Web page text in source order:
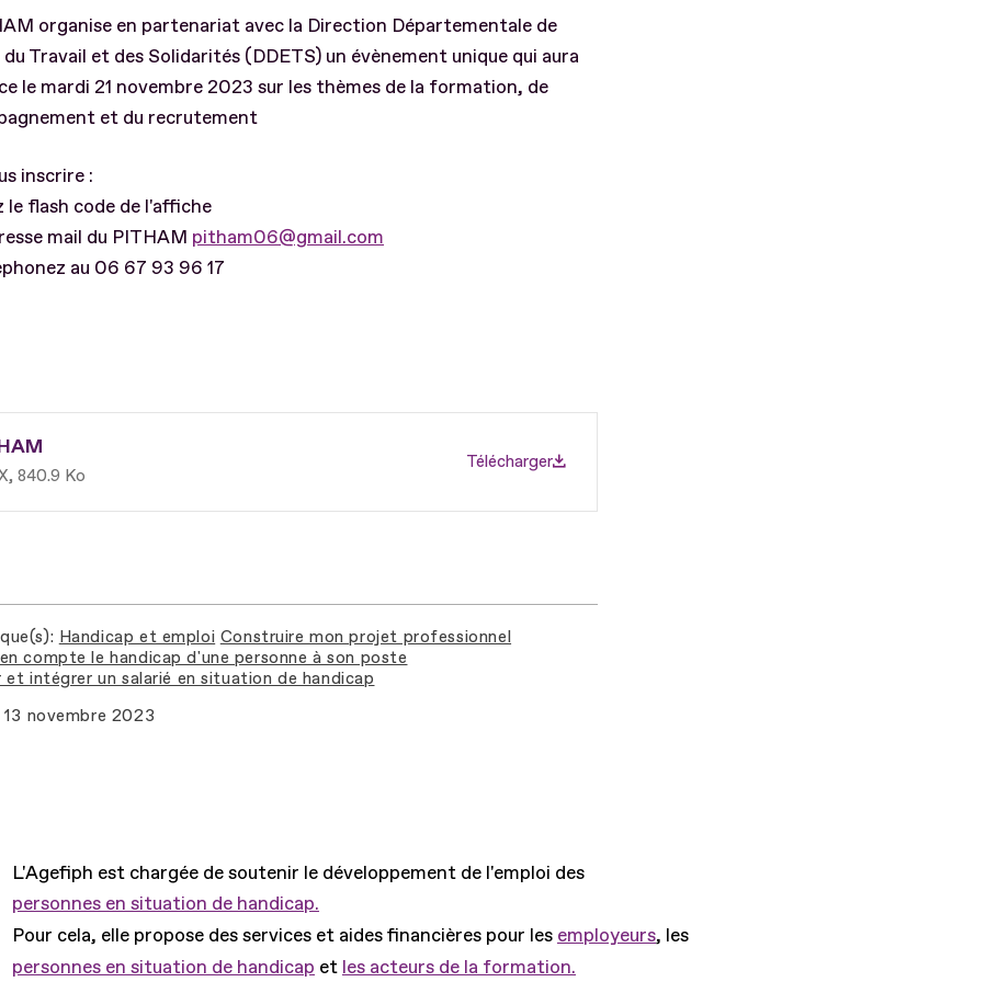
organise en partenariat avec la Direction Départementale de
Travail et des Solidarités (DDETS) un évènement unique qui aura
le mardi 21 novembre 2023 sur les thèmes de la formation, de
et du recrutement
inscrire :
le flash code de l'affiche
mail du PITHAM pitham06@gmail.com
au 06 67 93 96 17
840.9 Ko
Télécharger
Handicap et emploi Construire mon projet professionnel
compte le handicap d'une personne à son poste
et intégrer un salarié en situation de handicap
13 novembre 2023
L'Agefiph est chargée de soutenir le développement de l'emploi des
personnes en situation de handicap.
Pour cela, elle propose des services et aides financières pour les employeurs, les
personnes en situation de handicap et les acteurs de la formation.